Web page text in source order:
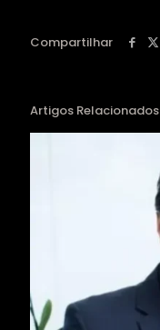
Compartilhar
Artigos Relacionados